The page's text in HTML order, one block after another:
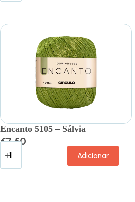
Encanto 5105 – Sálvia
€7.50
Adicionar